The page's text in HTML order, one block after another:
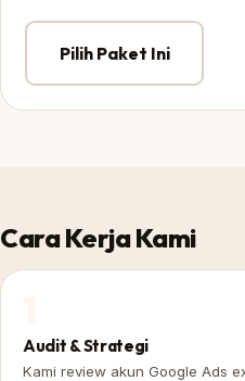
Pilih Paket Ini
Cara Kerja Kami
Audit & Strategi
Kami review akun Google Ads